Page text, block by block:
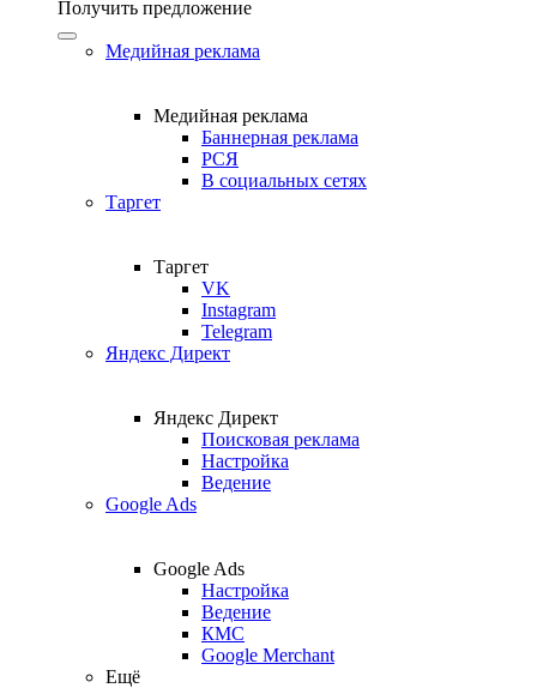
Получить предложение
Медийная реклама
Медийная реклама
Баннерная реклама
РСЯ
В социальных сетях
Таргет
Таргет
VK
Instagram
Telegram
Яндекс Директ
Яндекс Директ
Поисковая реклама
Настройка
Ведение
Google Ads
Google Ads
Настройка
Ведение
КМС
Google Merchant
Ещё